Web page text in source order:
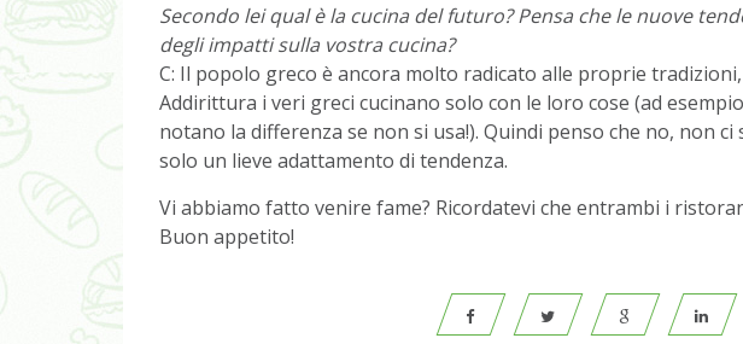
Secondo lei qual è la cucina del futuro? Pensa che le nuove
degli impatti sulla vostra cucina?
C: Il popolo greco è ancora molto radicato alle proprie
Addirittura i veri greci cucinano solo con le loro cose (ad
notano la differenza se non si usa!). Quindi penso che no, non
solo un lieve adattamento di tendenza.
Vi abbiamo fatto venire fame? Ricordatevi che entrambi i
Buon appetito!